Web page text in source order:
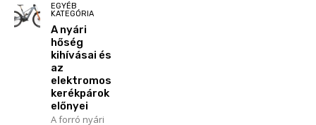
EGYÉB
KATEGÓRIA
A nyári
hőség
kihívásai és
az
elektromos
kerékpárok
előnyei
A forró nyári